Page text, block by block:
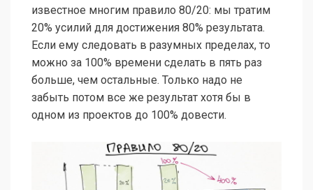
известное многим правило 80/20: мы тратим
20% усилий для достижения 80% результата.
Если ему следовать в разумных пределах, то
можно за 100% времени сделать в пять раз
больше, чем остальные. Только надо не
забыть потом все же результат хотя бы в
одном из проектов до 100% довести.